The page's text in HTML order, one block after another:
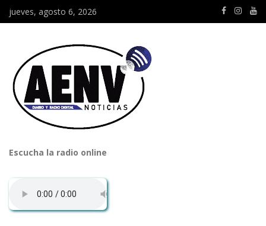
jueves, agosto 6, 2026
Escucha la radio online